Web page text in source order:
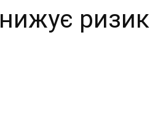
ризик